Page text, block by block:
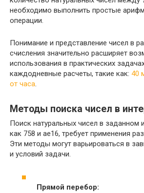
необходимо выполнить простые
операции.
Понимание и представление чисел в
счисления значительно расширяет
использования в практических
каждодневные расчеты, такие как: 40
от часа.
Методы поиска чисел в
Поиск натуральных чисел в заданном
как 758 и ae16, требует применения
Эти методы могут варьироваться в
и условий задачи.
Прямой перебор: